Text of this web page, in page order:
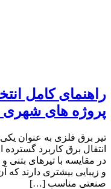
راهنمای کامل
پروژه های شهری
تیر برق فلزی به عنوان
انتقال برق کاربرد
در مقایسه با تیرهای
و زیبایی بیشتری دارند
صنعتی مناسب […]